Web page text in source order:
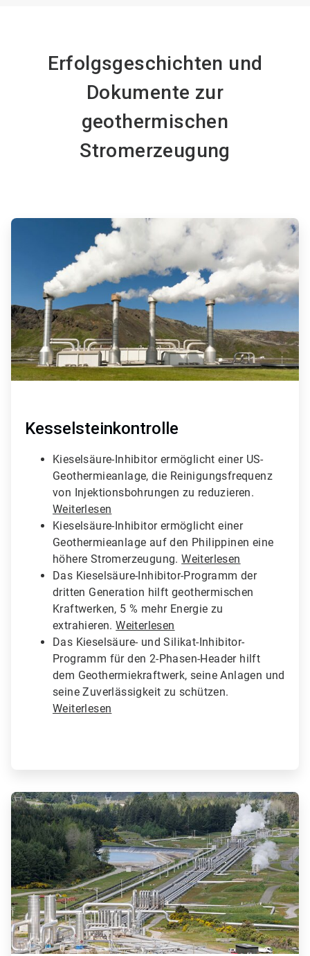
Erfolgsgeschichten und
Dokumente zur
geothermischen
Stromerzeugung
ArticleTile
Kesselsteinkontrolle
Kieselsäure-Inhibitor ermöglicht einer US-
Geothermieanlage, die Reinigungsfrequenz
von Injektionsbohrungen zu reduzieren.
Weiterlesen
Kieselsäure-Inhibitor ermöglicht einer
Geothermieanlage auf den Philippinen eine
höhere Stromerzeugung.Weiterlesen
Das Kieselsäure-Inhibitor-Programm der
dritten Generation hilft geothermischen
Kraftwerken, 5 % mehr Energie zu
extrahieren.Weiterlesen
Das Kieselsäure- und Silikat-Inhibitor-
Programm für den 2-Phasen-Header hilft
dem Geothermiekraftwerk, seine Anlagen und
seine Zuverlässigkeit zu schützen.
Weiterlesen
ArticleTile
2
von
4